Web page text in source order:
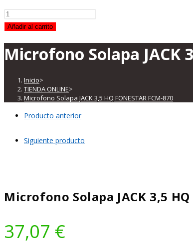
Microfono
Solapa
3,5
HQ
FCM-
870
cantidad
Añadir al carrito
Microfono Solapa JACK
Inicio>
TIENDA ONLINE>
Microfono Solapa JACK 3,5 HQ FONESTAR FCM-870
Producto anterior
Siguiente producto
Microfono Solapa JACK 3,5 HQ
37,07 €